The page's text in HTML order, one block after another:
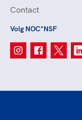
Contact
Volg NOC*NSF